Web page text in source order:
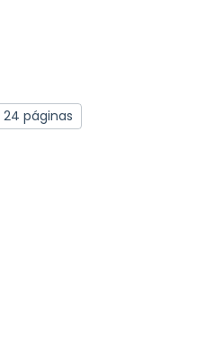
24 páginas